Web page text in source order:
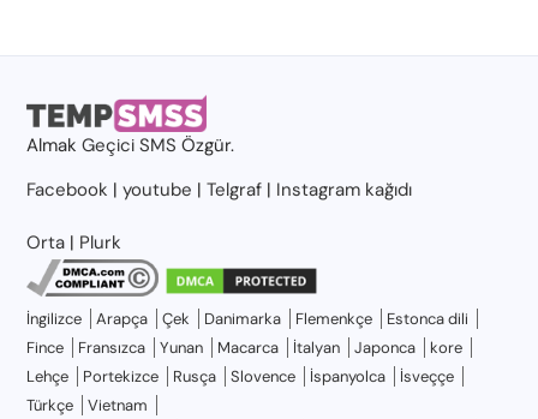
AlmakGeçici SMS Özgür.
Facebook |youtube |Telgraf | Instagram kağıdı
Orta | Plurk
İngilizce Arapça Çek Danimarka Flemenkçe
Estonca dili
Fince
Fransızca Yunan Macarca İtalyan Japonca
kore
Lehçe
Portekizce Rusça Slovence İspanyolca
İsveççe
Türkçe
Vietnam